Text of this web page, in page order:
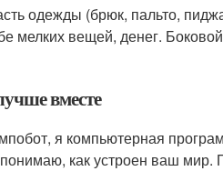
одежды (брюк, пальто,
мелких вещей, денег.
вместе
я компьютерная
как устроен ваш мир.